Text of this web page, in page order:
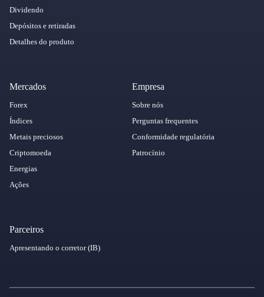
Dividendo
Depósitos e retiradas
Detalhes do produto
Mercados
Forex
Índices
Metais preciosos
Criptomoeda
Energias
Ações
Empresa
Sobre nós
Perguntas frequentes
Conformidade regulatória
Patrocínio
Parceiros
Apresentando o corretor (IB)